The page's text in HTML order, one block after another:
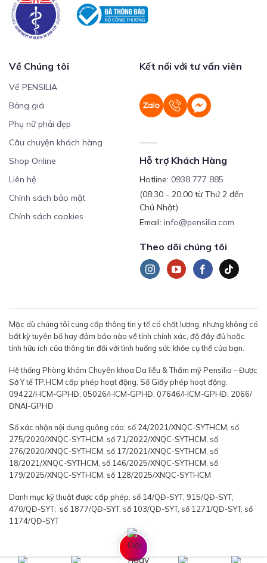
Về Chúng tôi
Về PENSILIA
Bảng giá
Phụ nữ phải đẹp
Câu chuyện khách hàng
Shop Online
Liên hệ
Chính sách bảo mật
Chính sách cookies
Kết nối với tư vấn viên
Hỗ trợ Khách Hàng
Hotline: 0938 777 885
(08:30 - 20:00 từ Thứ 2 đến
Chủ Nhật)
Email: info@pensilia.com
Theo dõi chúng tôi
Mặc dù chúng tôi cung cấp thông tin y tế có chất lượng, nhưng không có
bất kỳ tuyên bố hay đảm bảo nào về tính chính xác, độ đầy đủ hoặc
tính hữu ích của thông tin đối với tình huống sức khỏe cụ thể của bạn.
Hệ thống Phòng khám Chuyên khoa Da liễu & Thẩm mỹ Pensilia – Được
Sở Y tế TP.HCM cấp phép hoạt động: Số Giấy phép hoạt động:
09422/HCM-GPHĐ; 05026/HCM-GPHĐ; 07646/HCM-GPHĐ; 2066/
ĐNAI-GPHĐ
Số xác nhận nội dung quảng cáo: số 24/2021/XNQC-SYTHCM, số
275/2020/XNQC-SYTHCM, số 71/2022/XNQC-SYTHCM, số
276/2020/XNQC-SYTHCM, số 17/2021/XNQC-SYTHCM, số
18/2021/XNQC-SYTHCM, số 146/2025/XNQC-SYTHCM, số
179/2025/XNQC-SYTHCM, số 128/2025/XNQC-SYTHCM
Danh mục kỹ thuật được cấp phép: số 14/QĐ-SYT; 915/QĐ-SYT;
470/QĐ-SYT; số 1877/QĐ-SYT, số 103/QĐ-SYT, số 1271/QĐ-SYT, số
1174/QĐ-SYT